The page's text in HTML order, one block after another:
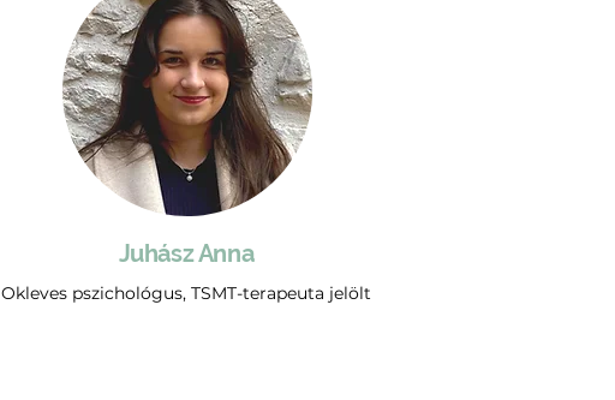
Juhász Anna
Okleves pszichológus, TSMT-terapeuta jelölt